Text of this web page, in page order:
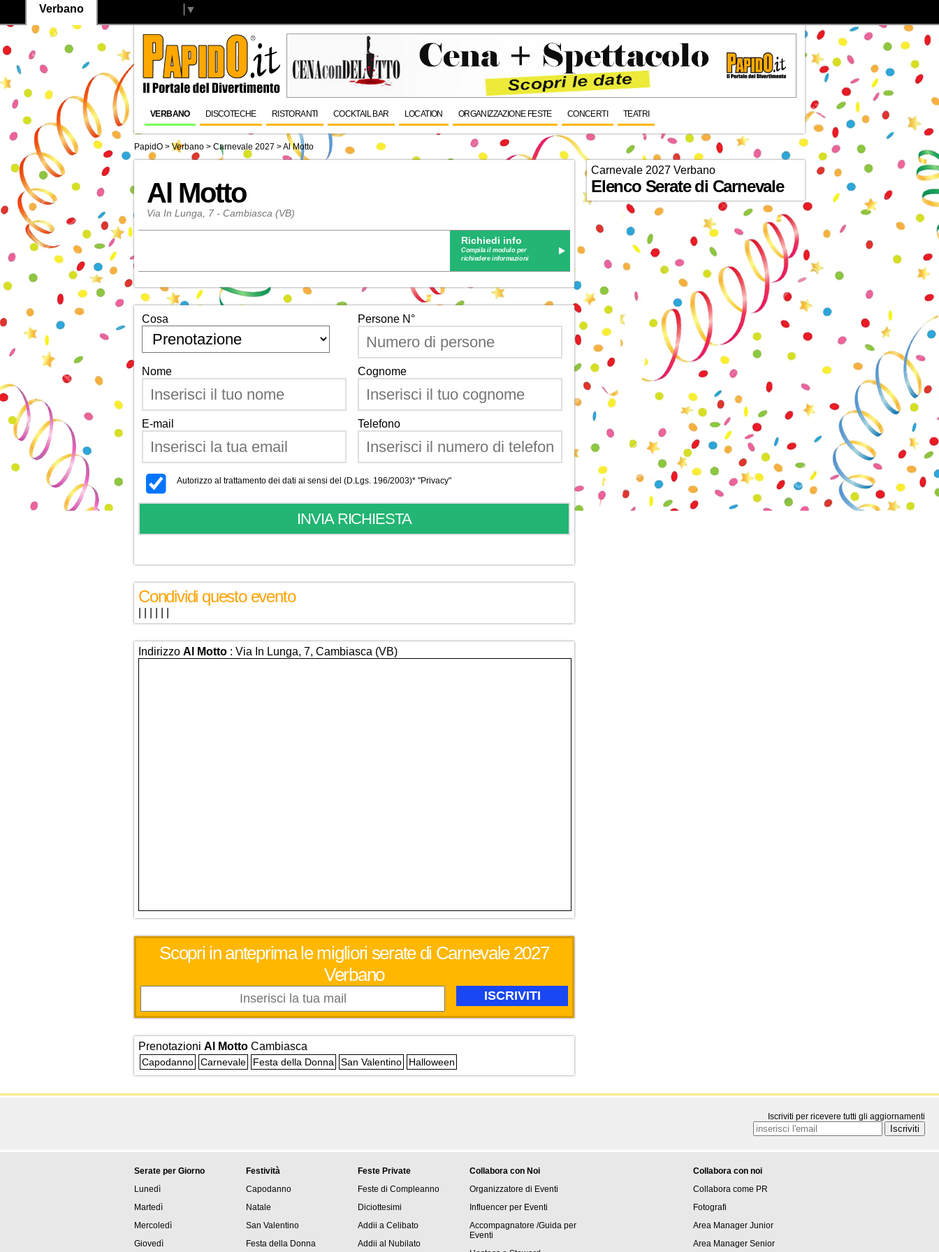
Verbano ▼
VERBANO DISCOTECHE RISTORANTI COCKTAIL BAR LOCATION ORGANIZZAZIONE FESTE CONCERTI TEATRI
PapidO >Verbano > Carnevale 2027 >Al Motto
Al Motto
Via In Lunga, 7 - Cambiasca (VB)
Richiedi info
Compila il modulo per
richiedere informazioni
Cosa Persone N°
Nome Cognome
E-mail Telefono
Autorizzo al trattamento dei dati ai sensi del (D.Lgs. 196/2003)* "Privacy"
Condividi questo evento
Indirizzo Al Motto : Via In Lunga, 7, Cambiasca (VB)
Scopri in anteprima le migliori serate di Carnevale 2027
Verbano
Prenotazioni Al Motto Cambiasca
Capodanno Carnevale Festa della Donna San Valentino Halloween
Carnevale 2027 Verbano
Elenco Serate di Carnevale
Iscriviti per ricevere tutti gli aggiornamenti
Serate per Giorno
Lunedì
Martedì
Mercoledì
Giovedì
Festività
Capodanno
Natale
San Valentino
Festa della Donna
Feste Private
Feste di Compleanno
Diciottesimi
Addii a Celibato
Addii al Nubilato
Collabora con Noi
Organizzatore di Eventi
Influencer per Eventi
Accompagnatore /Guida per
Eventi
Collabora con noi
Collabora come PR
Fotografi
Area Manager Junior
Area Manager Senior